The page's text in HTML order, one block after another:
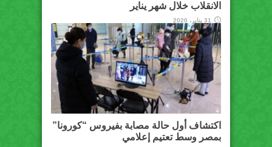
الانقلاب خلال شهر يناير
31 يناير، 2020
اكتشاف أول حالة مصابة بفيروس “كورونا”
بمصر وسط تعتيم إعلامي